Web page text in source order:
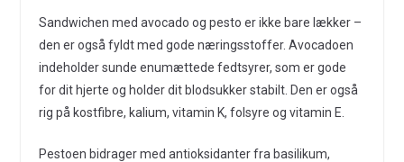
Sandwichen med avocado og pesto er ikke bare lækker –
den er også fyldt med gode næringsstoffer. Avocadoen
indeholder sunde enumættede fedtsyrer, som er gode
for dit hjerte og holder dit blodsukker stabilt. Den er også
rig på kostfibre, kalium, vitamin K, folsyre og vitamin E.
Pestoen bidrager med antioksidanter fra basilikum,